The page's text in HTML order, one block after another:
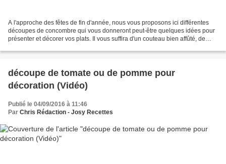
A l'approche des fêtes de fin d'année, nous vous proposons ici différentes
découpes de concombre qui vous donneront peut-être quelques idées pour
présenter et décorer vos plats. Il vous suffira d'un couteau bien affûté, de
découpe de tomate ou de pomme pour
décoration (Vidéo)
Publié le 04/09/2016 à 11:46
Par Chris Rédaction - Josy Recettes